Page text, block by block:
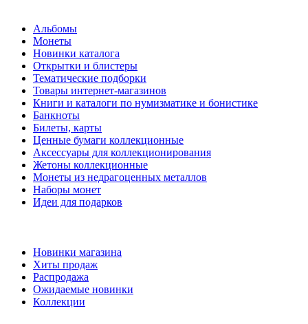
Альбомы
Монеты
Новинки каталога
Открытки и блистеры
Тематические подборки
Товары интернет-магазинов
Книги и каталоги по нумизматике и бонистике
Банкноты
Билеты, карты
Ценные бумаги коллекционные
Аксессуары для коллекционирования
Жетоны коллекционные
Монеты из недрагоценных металлов
Наборы монет
Идеи для подарков
Новинки магазина
Хиты продаж
Распродажа
Ожидаемые новинки
Коллекции